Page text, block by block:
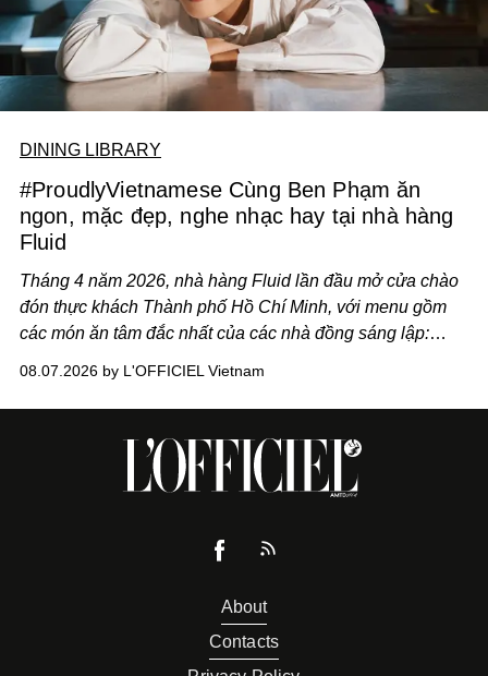
DINING LIBRARY
#ProudlyVietnamese Cùng Ben Phạm ăn
ngon, mặc đẹp, nghe nhạc hay tại nhà hàng
Fluid
Tháng 4 năm 2026, nhà hàng Fluid lần đầu mở cửa chào
đón thực khách Thành phố Hồ Chí Minh, với menu gồm
các món ăn tâm đắc nhất của các nhà đồng sáng lập:
món ăn đa dạng từ Á đến Âu nhanh chóng được yêu thích
nhờ cảm giác ngon miệng, thoải mái và cả khả năng
mang đến niềm vui cho thực khách.
08.07.2026 by L'OFFICIEL Vietnam
About
Contacts